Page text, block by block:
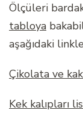
Ölçüleri
tabloya
aşağıdaki
Çikolata ve
Kek kalıpları